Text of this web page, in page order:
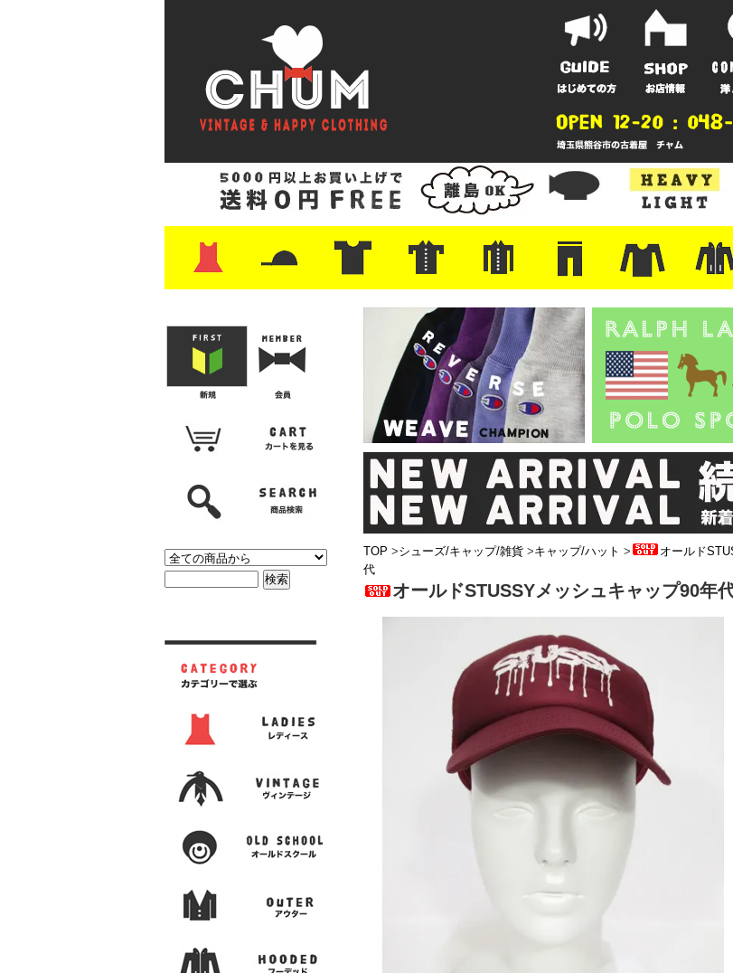
・レザーシューズ/スニーカー
・プリントTシャツ
・バンド/ツアー
・キャラクター
・Nike/adidas/スポーツ
・チャンピオン
・サーフ/スケート
・ボーダー/総柄/無地
・フットボール/リンガー
・タンクトップ/NBA・ポロシャツ
・半袖シャツ
・アロハ/サーフ/ボーリング
・ラルフ/ブランド
・無地/チェック/ストライプ
・ワーク/ミリタリー/ウエスタ
・ネル/ウール ・ショートパンツ
・アウトドア/グラミチ
・ジーンズ/ペインター
・Levi's RED
・ミリタリー/ワーク
・コーデュロイ/スタプレ
・コットン/スラックス/チノ
・オーバーオール/つなぎ
・ジャージ/スウェット/ナイロ
ン
・セントジェームス/ルミノア
・ロンT/サーマル/ラグビー
・プリント
・チャンピ
・パーカー
TOP >シューズ/キャップ/雑貨 >キャップ/ハット >
オールド
代
オールドSTUSSYメッシュキャップ90年